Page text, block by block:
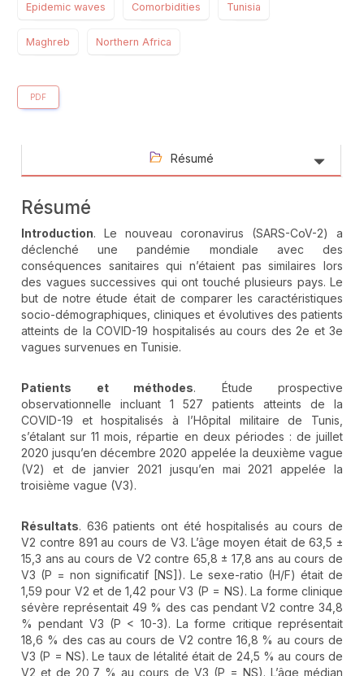
Epidemic waves Comorbidities Tunisia
Maghreb Northern Africa
PDF
Résumé
Résumé
Introduction. Le nouveau coronavirus (SARS-CoV-2) a
déclenché une pandémie mondiale avec des
conséquences sanitaires qui n’étaient pas similaires lors
des vagues successives qui ont touché plusieurs pays. Le
but de notre étude était de comparer les caractéristiques
socio-démographiques, cliniques et évolutives des patients
atteints de la COVID-19 hospitalisés au cours des 2e et 3e
vagues survenues en Tunisie.
Patients et méthodes. Étude prospective
observationnelle incluant 1 527 patients atteints de la
COVID-19 et hospitalisés à l’Hôpital militaire de Tunis,
s’étalant sur 11 mois, répartie en deux périodes : de juillet
2020 jusqu’en décembre 2020 appelée la deuxième vague
(V2) et de janvier 2021 jusqu’en mai 2021 appelée la
troisième vague (V3).
Résultats. 636 patients ont été hospitalisés au cours de
V2 contre 891 au cours de V3. L’âge moyen était de 63,5 ±
15,3 ans au cours de V2 contre 65,8 ± 17,8 ans au cours de
V3 (P = non significatif [NS]). Le sexe-ratio (H/F) était de
1,59 pour V2 et de 1,42 pour V3 (P = NS). La forme clinique
sévère représentait 49 % des cas pendant V2 contre 34,8
% pendant V3 (P < 10-3). La forme critique représentait
18,6 % des cas au cours de V2 contre 16,8 % au cours de
V3 (P = NS). Le taux de létalité était de 24,5 % au cours de
V2 et de 20,7 % au cours de V3 (P = NS). L’âge médian